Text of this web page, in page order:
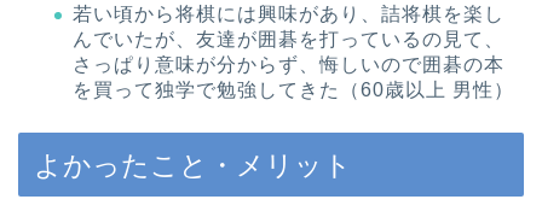
若い頃から将棋には興味があり、詰将棋を楽し
んでいたが、友達が囲碁を打っているの見て、
さっぱり意味が分からず、悔しいので囲碁の本
を買って独学で勉強してきた（60歳以上 男性）
よかったこと・メリット